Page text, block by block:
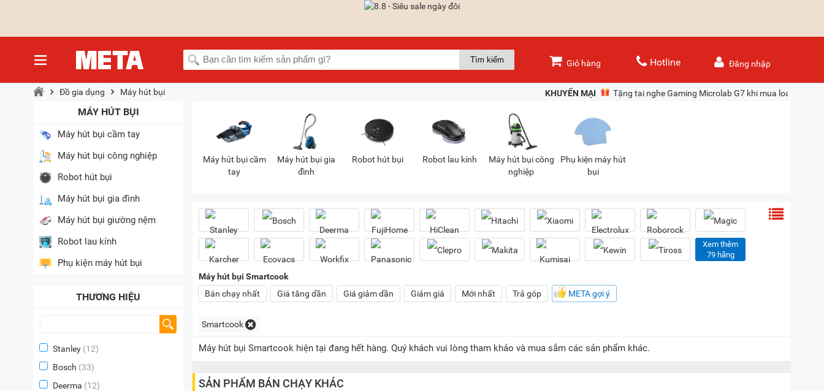
Đăng nhập
Giỏ hàng Hotline
KHUYẾN MẠI Tặng tai nghe Gaming Microlab G7 khi mua loa Denon
Đồ gia dụng Máy hút bụi
MÁY HÚT BỤI
Máy hút bụi cầm tay
Máy hút bụi công nghiệp
Robot hút bụi
Máy hút bụi gia đình
Máy hút bụi giường nệm
Robot lau kính
Phụ kiện máy hút bụi
THƯƠNG HIỆU
Stanley (12)
Bosch (33)
Deerma (12)
Máy hút bụi cầm
tay
Máy hút bụi gia
đình
Robot hút bụi Robot lau kính
Máy hút bụi công
nghiệp
Phụ kiện máy hút
bụi
Xem thêm
79 hãng
Máy hút bụi Smartcook
Bán chạy nhất
Giá tăng dần Giá giảm dần Giảm giá Mới nhất Trả góp META gợi ý
Smartcook
Máy hút bụi Smartcook hiện tại đang hết hàng. Quý khách vui lòng tham khảo và mua sắm các sản phẩm khác.
SẢN PHẨM BÁN CHẠY KHÁC